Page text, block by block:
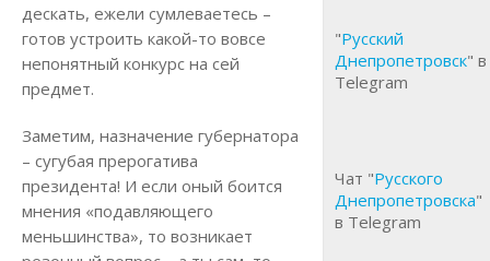
дескать, ежели сумлеваетесь –
готов устроить какой-то вовсе
непонятный конкурс на сей
предмет.
Заметим, назначение губернатора
– сугубая прерогатива
президента! И если оный боится
мнения «подавляющего
меньшинства», то возникает
"Русский
Днепропетровск" в
Telegram
Чат "Русского
Днепропетровска"
в Telegram